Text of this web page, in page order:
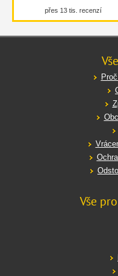
přes 13 tis. recenzí
Vše